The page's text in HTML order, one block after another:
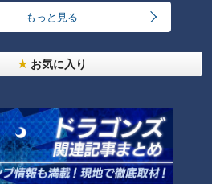
もっと見る
お気に入り
」。収穫量が少ないので「幻のきの